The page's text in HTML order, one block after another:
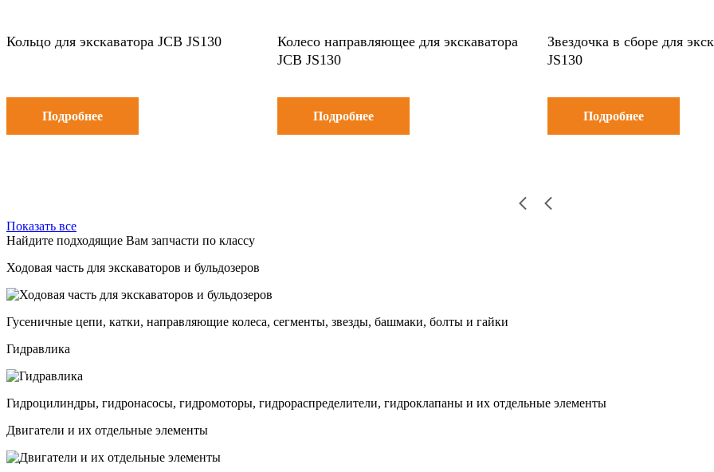
Кольцо для экскаватора JCB JS130
Подробнее
Колесо направляющее для экскаватора
JСB JS130
Подробнее
Звездочка в сборе для
JS130
Подробнее
Показать все
Найдите подходящие Вам запчасти по классу
Ходовая часть для экскаваторов и бульдозеров
Гусеничные цепи, катки, направляющие колеса, сегменты, звезды, башмаки, болты и гайки
Гидравлика
Гидроцилиндры, гидронасосы, гидромоторы, гидрораспределители, гидроклапаны и их отдельные элементы
Двигатели и их отдельные элементы